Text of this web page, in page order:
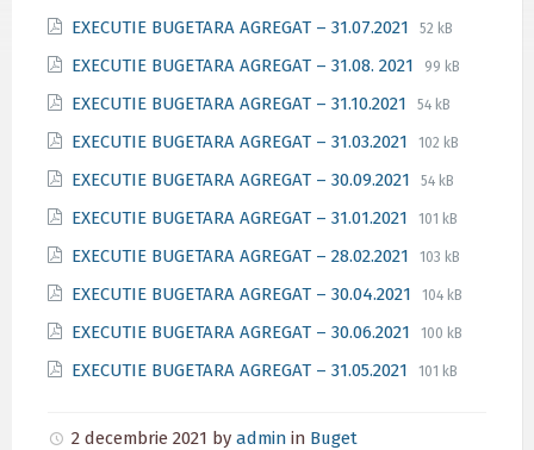
EXECUTIE BUGETARA AGREGAT – 31.07.2021
File
pdf
File
52 kB
EXECUTIE BUGETARA AGREGAT – 31.08. 2021
File
pdf
File
99 kB
EXECUTIE BUGETARA AGREGAT – 31.10.2021
File
pdf
File
54 kB
EXECUTIE BUGETARA AGREGAT – 31.03.2021 File
pdf
File
102 kB
EXECUTIE BUGETARA AGREGAT – 30.09.2021
File
pdf
File
54 kB
EXECUTIE BUGETARA AGREGAT – 31.01.2021 File
pdf
File
101 kB
EXECUTIE BUGETARA AGREGAT – 28.02.2021 File
pdf
File
103 kB
EXECUTIE BUGETARA AGREGAT – 30.04.2021 File
pdf
File
104 kB
EXECUTIE BUGETARA AGREGAT – 30.06.2021 File
pdf
File
100 kB
EXECUTIE BUGETARA AGREGAT – 31.05.2021 File
File
101 kB
2 decembrie 2021 by admin in Buget